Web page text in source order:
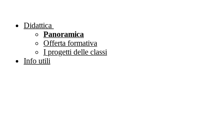
Didattica
Panoramica
Offerta formativa
I progetti delle classi
Info utili